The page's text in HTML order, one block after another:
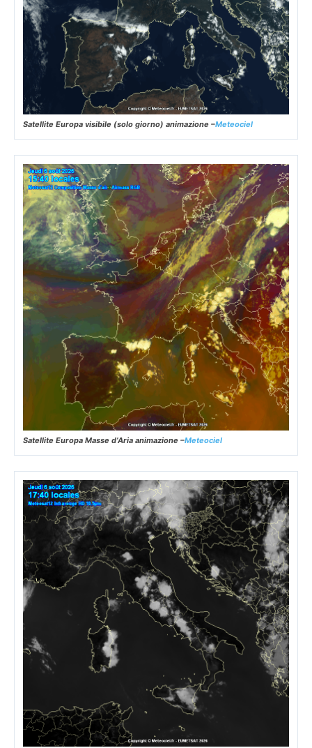
Satellite Europa visibile (solo giorno) animazione –Meteociel
Satellite Europa Masse d’Aria animazione –Meteociel